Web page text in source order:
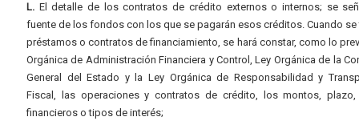
L. El detalle de los contratos de crédito externos o internos; se
fuente de los fondos con los que se pagarán esos créditos. Cuando se
préstamos o contratos de financiamiento, se hará constar, como lo
Orgánica de Administración Financiera y Control, Ley Orgánica de la
General del Estado y la Ley Orgánica de Responsabilidad y
Fiscal, las operaciones y contratos de crédito, los montos,
financieros o tipos de interés;